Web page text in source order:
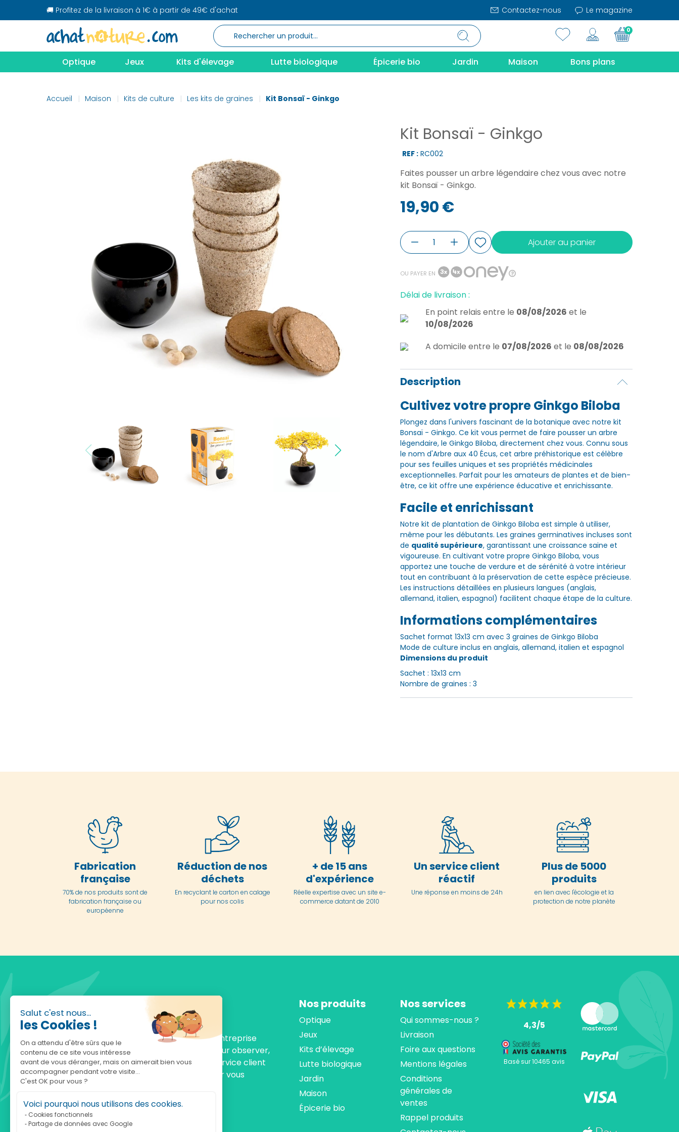
Salut c'est nous...
les Cookies !
On a attendu d'être sûrs que le
contenu de ce site vous intéresse
avant de vous déranger, mais on aimerait bien vous
accompagner pendant votre visite...
C'est OK pour vous ?
Voici pourquoi nous utilisons des cookies.
Cookies fonctionnels
Partage de données avec Google
🚚 Profitez de la livraison à 1€ à partir de 49€ d'achat Contactez-nous Le magazine
0
Optique Jeux Kits d'élevage Lutte biologique Épicerie bio Jardin Maison Bons plans
Accueil Maison Kits de culture Les kits de graines Kit Bonsaï - Ginkgo
Kit Bonsaï - Ginkgo
REF : RC002
Faites pousser un arbre légendaire chez vous avec notre
kit Bonsaï - Ginkgo.
19,90 €
Ajouter au panier
OU PAYER EN
Délai de livraison :
En point relais entre le 08/08/2026 et le
10/08/2026
A domicile entre le 07/08/2026 et le 08/08/2026
Description
Cultivez votre propre Ginkgo Biloba
Plongez dans l'univers fascinant de la botanique avec notre kit
Bonsaï - Ginkgo. Ce kit vous permet de faire pousser un arbre
légendaire, le Ginkgo Biloba, directement chez vous. Connu sous
le nom d'Arbre aux 40 Écus, cet arbre préhistorique est célèbre
pour ses feuilles uniques et ses propriétés médicinales
exceptionnelles. Parfait pour les amateurs de plantes et de bien-
être, ce kit offre une expérience éducative et enrichissante.
Facile et enrichissant
Notre kit de plantation de Ginkgo Biloba est simple à utiliser,
même pour les débutants. Les graines germinatives incluses sont
de qualité supérieure, garantissant une croissance saine et
vigoureuse. En cultivant votre propre Ginkgo Biloba, vous
apportez une touche de verdure et de sérénité à votre intérieur
tout en contribuant à la préservation de cette espèce précieuse.
Les instructions détaillées en plusieurs langues (anglais,
allemand, italien, espagnol) facilitent chaque étape de la culture.
Informations complémentaires
Sachet format 13x13 cm avec 3 graines de Ginkgo Biloba
Mode de culture inclus en anglais, allemand, italien et espagnol
Dimensions du produit
Sachet : 13x13 cm
Nombre de graines : 3
Fabrication
française
70% de nos produits sont de
fabrication française ou
européenne
Réduction de nos
déchets
En recyclant le carton en calage
pour nos colis
+ de 15 ans
d'expérience
Réelle expertise avec un site e-
commerce datant de 2010
Un service client
réactif
Une réponse en moins de 24h
Plus de 5000
produits
en lien avec l'écologie et la
protection de notre planète
Fondée en 2010, achatnature.com est une entreprise
française qui réunit plus de 5000 produits pour observer,
comprendre et protéger la nature. Notre service client
est à votre écoute, du lundi au vendredi, pour vous
accompagner.
Notre adresse :
achatnature.com (Ethik & Nature)
Nos produits
Optique
Jeux
Kits d’élevage
Lutte biologique
Jardin
Maison
Épicerie bio
Nos services
Qui sommes-nous ?
Livraison
Foire aux questions
Mentions légales
Conditions
générales de
ventes
Rappel produits
4,3/5
Basé sur 10465 avis